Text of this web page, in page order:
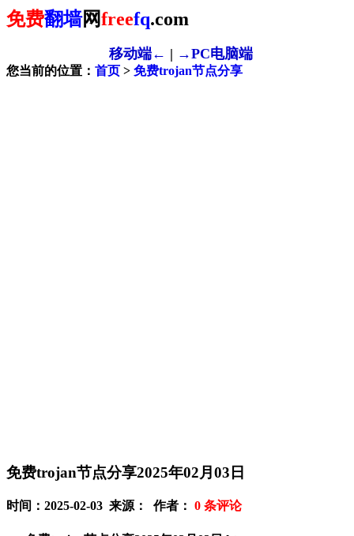
免费翻墙网freefq.com
移动端← | →PC电脑端
您当前的位置： 首页 > 免费trojan节点分享
免费trojan节点分享2025年02月03日
时间：2025-02-03 来源： 作者： 0 条评论